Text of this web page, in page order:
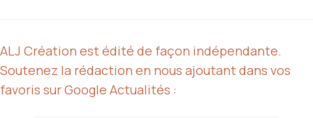
ALJ Création est édité de façon indépendante.
Soutenez la rédaction en nous ajoutant dans vos
favoris sur Google Actualités :